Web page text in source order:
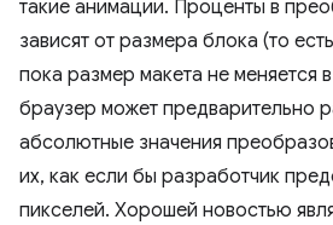
такие анимации. Проценты в
зависят от размера блока (то
пока размер макета не меняется
браузер может предварительно
абсолютные значения
их, как если бы разработчик
пикселей. Хорошей новостью